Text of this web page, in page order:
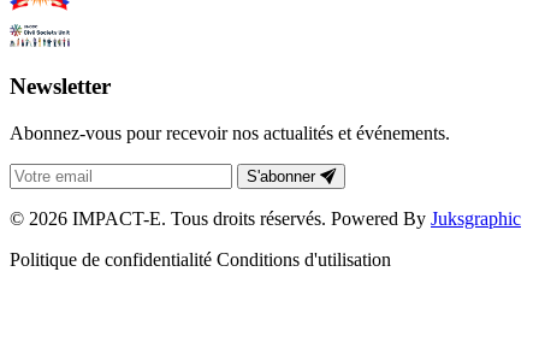
Newsletter
Abonnez-vous pour recevoir nos actualités et événements.
S'abonner
© 2026 IMPACT-E. Tous droits réservés. Powered By Juksgraphic
Politique de confidentialité Conditions d'utilisation